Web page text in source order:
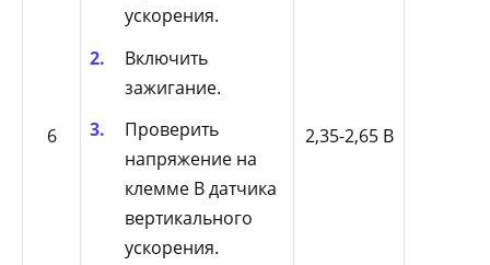
6
ускорения.
Включить
зажигание.
Проверить
напряжение на
клемме В датчика
вертикального
ускорения.
2,35-2,65 В